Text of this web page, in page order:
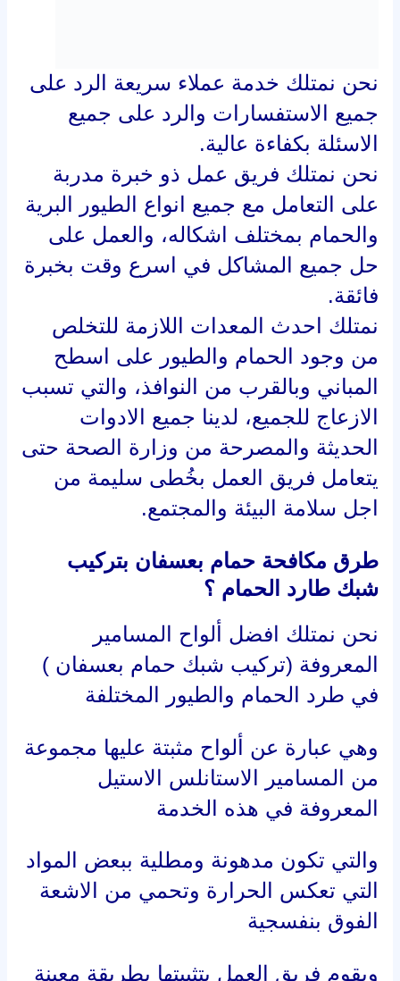
الازعاج للجميع، لدينا جميع الادوات
الحديثة والمصرحة من وزارة الصحة حتى
يتعامل فريق العمل بخُطى سليمة من
اجل سلامة البيئة والمجتمع.
طرق مكافحة حمام بعسفان بتركيب
شبك طارد الحمام ؟
نحن نمتلك افضل ألواح المسامير
المعروفة (تركيب شبك حمام بعسفان )
في طرد الحمام والطيور المختلفة
وهي عبارة عن ألواح مثبتة عليها مجموعة
من المسامير الاستانلس الاستيل
المعروفة في هذه الخدمة
التي تعكس الحرارة وتحمي من الاشعة
الفوق بنفسجية
ويقوم فريق العمل بتثبيتها بطريقة معينة
للحماية من تكوين الحمام والطيور
للعشش، ولدينا ألواح ذات منحنيات
وزوايا للتعامل مع جميع الزوايا والنوافذ
بطريقة آمنة.
يوجد لدينا طريقة أخرى لبعض العملاء
الذين يرفضون طريقة ألواح المسامير
والتي تلقى رواجاً في تركيبها عند النوافذ
وهي استخدام جل مخصص بغرض عدم
وقوف الحمام والطيور عليها خوفاً من